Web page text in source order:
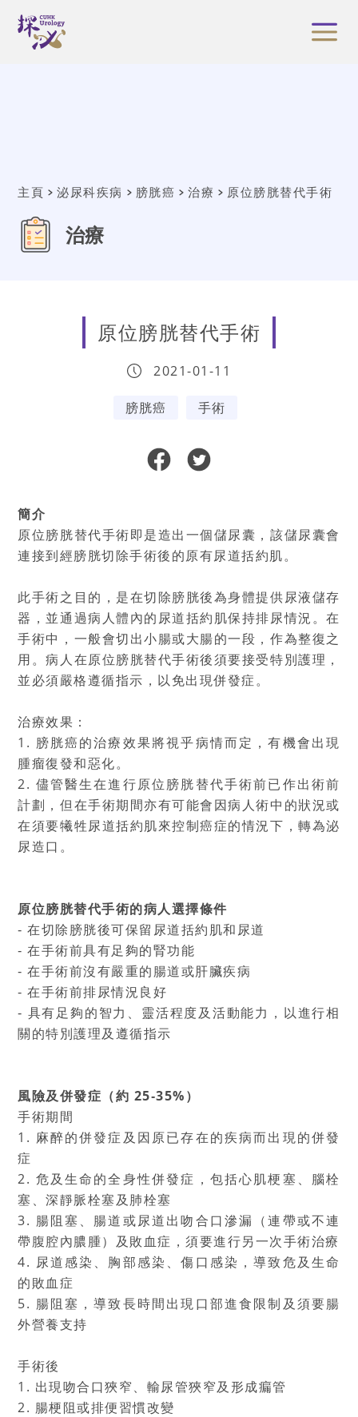
主頁 泌尿科疾病 膀胱癌 治療 原位膀胱替代手術
治療
原位膀胱替代手術
2021-01-11
膀胱癌 手術
簡介
原位膀胱替代手術即是造出一個儲尿囊，該儲尿囊會
連接到經膀胱切除手術後的原有尿道括約肌。
此手術之目的，是在切除膀胱後為身體提供尿液儲存
器，並通過病人體內的尿道括約肌保持排尿情況。在
手術中，一般會切出小腸或大腸的一段，作為整復之
用。病人在原位膀胱替代手術後須要接受特別護理，
並必須嚴格遵循指示，以免出現併發症。
治療效果：
1. 膀胱癌的治療效果將視乎病情而定，有機會出現
腫瘤復發和惡化。
2. 儘管醫生在進行原位膀胱替代手術前已作出術前
計劃，但在手術期間亦有可能會因病人術中的狀況或
在須要犧牲尿道括約肌來控制癌症的情況下，轉為泌
尿造口。
原位膀胱替代手術的病人選擇條件
‐ 在切除膀胱後可保留尿道括約肌和尿道
‐ 在手術前具有足夠的腎功能
‐ 在手術前沒有嚴重的腸道或肝臟疾病
‐ 在手術前排尿情況良好
‐ 具有足夠的智力、靈活程度及活動能力，以進行相
關的特別護理及遵循指示
風險及併發症（約 25‐35%）
手術期間
1. 麻醉的併發症及因原已存在的疾病而出現的併發
症
2. 危及生命的全身性併發症，包括心肌梗塞、腦栓
塞、深靜脈栓塞及肺栓塞
3. 腸阻塞、腸道或尿道出吻合口滲漏（連帶或不連
帶腹腔內膿腫）及敗血症，須要進行另一次手術治療
4. 尿道感染、胸部感染、傷口感染，導致危及生命
的敗血症
5. 腸阻塞，導致長時間出現口部進食限制及須要腸
外營養支持
手術後
1. 出現吻合口狹窄、輸尿管狹窄及形成瘺管
2. 腸梗阻或排便習慣改變